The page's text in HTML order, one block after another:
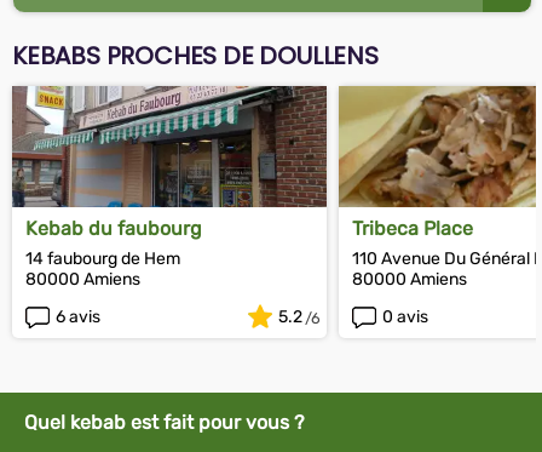
KEBABS PROCHES DE DOULLENS
Kebab du faubourg
14 faubourg de Hem
80000 Amiens
6 avis
5.2
Tribeca Place
110 Avenue Du Général
80000 Amiens
0 avis
Quel kebab est fait pour vous ?